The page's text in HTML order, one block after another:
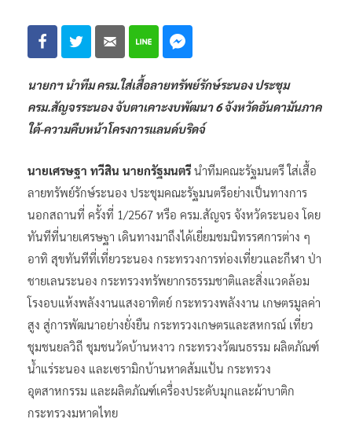
นายกฯ นำทีม ครม.ใส่เสื้อลายทรัพย์รักษ์ระนอง ประชุม
ครม.สัญจรระนอง จับตาเคาะงบพัฒนา 6 จังหวัดอันดามันภาค
ใต้-ความคืบหน้าโครงการแลนด์บริดจ์
นายเศรษฐา ทวีสิน นายกรัฐมนตรี นำทีมคณะรัฐมนตรี ใส่เสื้อ
ลายทรัพย์รักษ์ระนอง ประชุมคณะรัฐมนตรีอย่างเป็นทางการ
นอกสถานที่ ครั้งที่ 1/2567 หรือ ครม.สัญจร จังหวัดระนอง โดย
ทันทีที่นายเศรษฐา เดินทางมาถึงได้เยี่ยมชมนิทรรศการต่าง ๆ
อาทิ สุขทันทีที่เที่ยวระนอง กระทรวงการท่องเที่ยวและกีฬา ป่า
ชายเลนระนอง กระทรวงทรัพยากรธรรมชาติและสิ่งแวดล้อม
โรงอบแห้งพลังงานแสงอาทิตย์ กระทรวงพลังงาน เกษตรมูลค่า
สูง สู่การพัฒนาอย่างยั่งยืน กระทรวงเกษตรและสหกรณ์ เที่ยว
ชุมชนยลวิถี ชุมชนวัดบ้านหงาว กระทรวงวัฒนธรรม ผลิตภัณฑ์
น้ำแร่ระนอง และเซรามิกบ้านหาดส้มแป้น กระทรวง
อุตสาหกรรม และผลิตภัณฑ์เครื่องประดับมุกและผ้าบาติก
กระทรวงมหาดไทย